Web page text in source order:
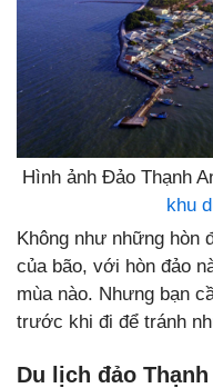
Hình ảnh Đảo Thạnh
khu
Không như những hòn
của bão, với hòn đảo
mùa nào. Nhưng bạn
trước khi đi để tránh
Du lịch đảo